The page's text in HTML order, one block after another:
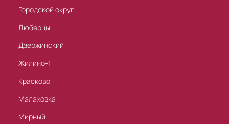
Городской округ
Люберцы
Дзержинский
Жилино-1
Красково
Малаховка
Мирный